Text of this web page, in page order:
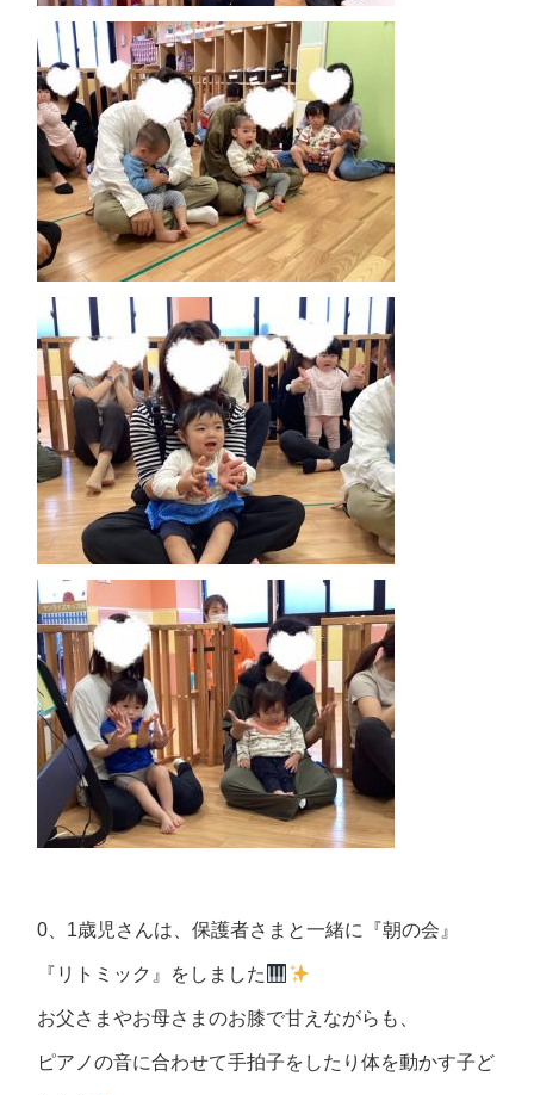
0、1歳児さんは、保護者さまと一緒に『朝の会』
『リトミック』をしました
お父さまやお母さまのお膝で甘えながらも、
ピアノの音に合わせて手拍子をしたり体を動かす子ど